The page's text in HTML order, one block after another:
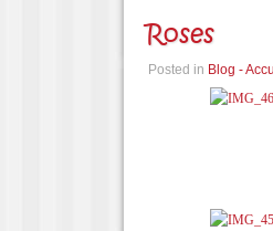
Roses
Posted in Blog -